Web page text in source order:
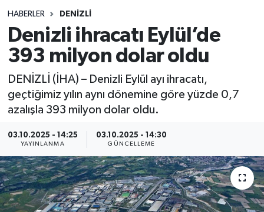
HABERLER DENIZLI
Denizli ihracatı Eylül’de
393 milyon dolar oldu
DENİZLİ (İHA) – Denizli Eylül ayı ihracatı,
geçtiğimiz yılın aynı dönemine göre yüzde 0,7
azalışla 393 milyon dolar oldu.
03.10.2025 - 14:25
YAYINLANMA
03.10.2025 - 14:30
GÜNCELLEME
Spor
Tebrik
Türkiye